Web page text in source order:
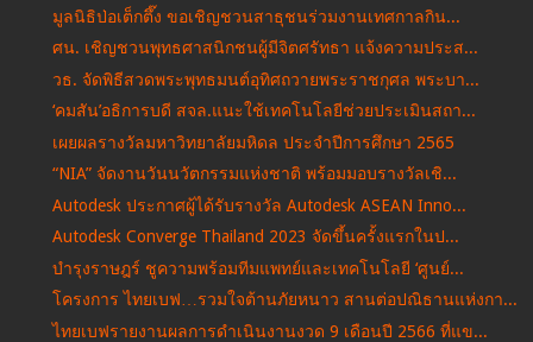
มูลนิธิป่อเต็กตึ๊ง ขอเชิญชวนสาธุชนร่วมงานเทศกาลกิน...
ศน. เชิญชวนพุทธศาสนิกชนผู้มีจิตศรัทธา แจ้งความประส...
วธ. จัดพิธีสวดพระพุทธมนต์อุทิศถวายพระราชกุศล พระบา...
‘คมสัน’อธิการบดี สจล.แนะใช้เทคโนโลยีช่วยประเมินสถา...
เผยผลรางวัลมหาวิทยาลัยมหิดล ประจำปีการศึกษา 2565
“NIA” จัดงานวันนวัตกรรมแห่งชาติ พร้อมมอบรางวัลเชิ...
Autodesk ประกาศผู้ได้รับรางวัล Autodesk ASEAN Inno...
Autodesk Converge Thailand 2023 จัดขึ้นครั้งแรกในป...
บำรุงราษฎร์ ชูความพร้อมทีมแพทย์และเทคโนโลยี ‘ศูนย์...
โครงการ ไทยเบฟ…รวมใจต้านภัยหนาว สานต่อปณิธานแห่งกา...
ไทยเบฟรายงานผลการดำเนินงานงวด 9 เดือนปี 2566 ที่แข...